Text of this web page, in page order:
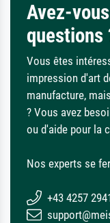
Avez-
questions
Vous êtes
impression d'art
manufacture,
? Vous avez
ou d'aide pour la
Nos experts se
+43 4257